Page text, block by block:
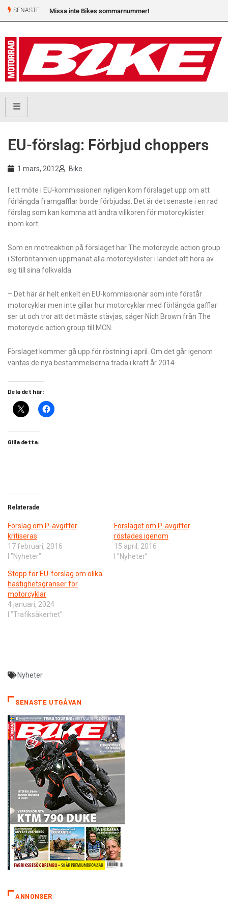
SENASTE Missa inte Bikes sommarnummer!
EU-förslag: Förbjud choppers
1 mars, 2012 Bike
I ett möte i EU-kommissionen nyligen kom förslaget upp om att
förlängda framgafflar borde förbjudas. Det är det senaste i en rad
förslag som kan komma att ändra villkoren för motorcyklister
inom kort.
Som en motreaktion på förslaget har The motorcycle action group
i Storbritannien uppmanat alla motorcyklister i landet att höra av
sig till sina folkvalda.
– Det här är helt enkelt en EU-kommissionär som inte förstår
motorcyklar men inte gillar hur motorcyklar med förlängda gafflar
ser ut och tror att det måste stävjas, säger Nich Brown från The
motorcycle action group till MCN.
Förslaget kommer gå upp för röstning i april. Om det går igenom
väntas de nya bestämmelserna träda i kraft år 2014.
Dela det här:
Gilla detta:
Relaterade
Förslag om P-avgifter
kritiseras
17 februari, 2016
I ”Nyheter”
Förslaget om P-avgifter
röstades igenom
15 april, 2016
I ”Nyheter”
Stopp för EU-förslag om olika
hastighetsgränser för
motorcyklar
4 januari, 2024
I ”Trafiksäkerhet”
Nyheter
SENASTE UTGÅVAN
ANNONSER